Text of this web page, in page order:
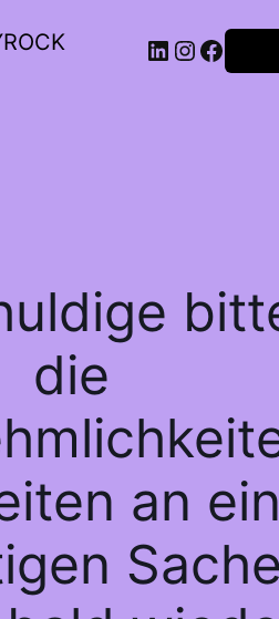
LinkedIn
die
an